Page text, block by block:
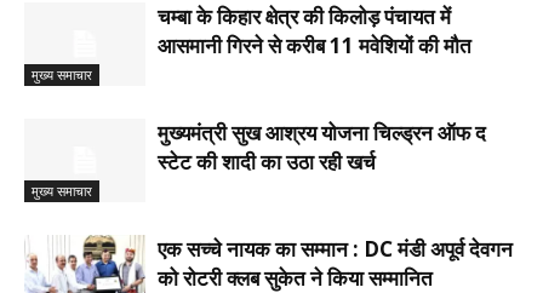
मुख्य समाचार
चम्बा के किहार क्षेत्र की किलोड़ पंचायत में
आसमानी गिरने से करीब 11 मवेशियों की मौत
मुख्य समाचार
मुख्यमंत्री सुख आश्रय योजना चिल्ड्रन ऑफ द
स्टेट की शादी का उठा रही खर्च
एक सच्चे नायक का सम्मान : DC मंडी अपूर्व देवगन
को रोटरी क्लब सुकेत ने किया सम्मानित